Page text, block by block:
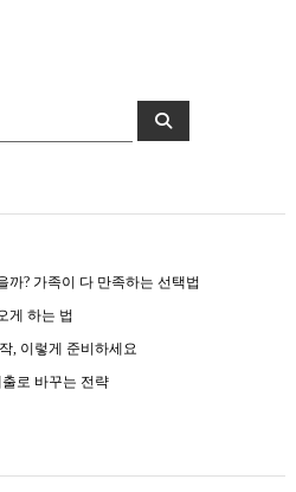
검색
까? 가족이 다 만족하는 선택법
게 하는 법
, 이렇게 준비하세요
로 바꾸는 전략